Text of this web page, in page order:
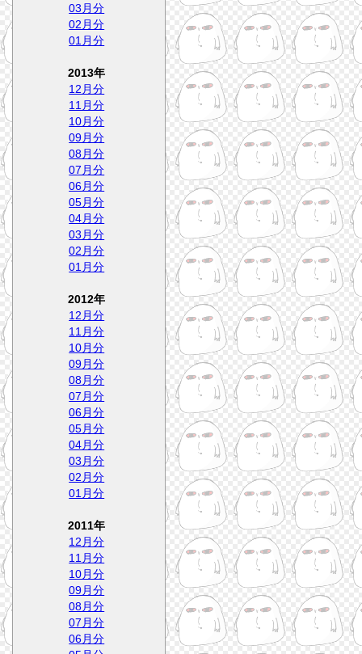
03月分
02月分
01月分
2013年
12月分
11月分
10月分
09月分
08月分
07月分
06月分
05月分
04月分
03月分
02月分
01月分
2012年
12月分
11月分
10月分
09月分
08月分
07月分
06月分
05月分
04月分
03月分
02月分
01月分
2011年
12月分
11月分
10月分
09月分
08月分
07月分
06月分